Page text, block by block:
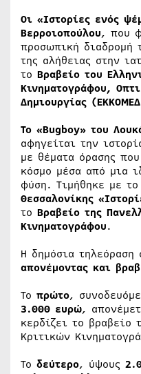
Οι «Ιστορίες ενός
Βερροιοπούλου, που
προσωπική διαδρομή
της αλήθειας στην
το Βραβείο του
Κινηματογράφου,
Δημιουργίας
Το «Bugboy» του
αφηγείται την
με θέματα όρασης
κόσμο μέσα από μια
φύση. Τιμήθηκε με το
Θεσσαλονίκης
το Βραβείο της
Κινηματογράφου.
Η δημόσια τηλεόραση
απονέμοντας και
Το πρώτο,
3.000 ευρώ,
κερδίζει το βραβείο
Κριτικών
Το δεύτερο, ύψους